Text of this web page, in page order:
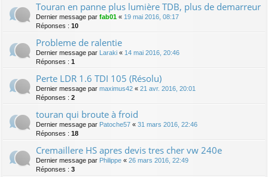
Touran en panne plus lumière TDB, plus de demarreur
Dernier message par fab01 « 19 mai 2016, 08:17
Réponses : 10
Probleme de ralentie
Dernier message par Laraki « 14 mai 2016, 20:46
Réponses : 1
Perte LDR 1.6 TDI 105 (Résolu)
Dernier message par maximus42 « 21 avr. 2016, 20:01
Réponses : 2
touran qui broute à froid
Dernier message par Patoche57 « 31 mars 2016, 22:46
Réponses : 18
Cremaillere HS apres devis tres cher vw 240e
Dernier message par Philippe « 26 mars 2016, 22:49
Réponses : 3